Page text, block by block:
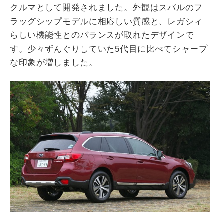
クルマとして開発されました。外観はスバルのフ
ラッグシップモデルに相応しい質感と、レガシィ
らしい機能性とのバランスが取れたデザインで
す。少々ずんぐりしていた5代目に比べてシャープ
な印象が増しました。